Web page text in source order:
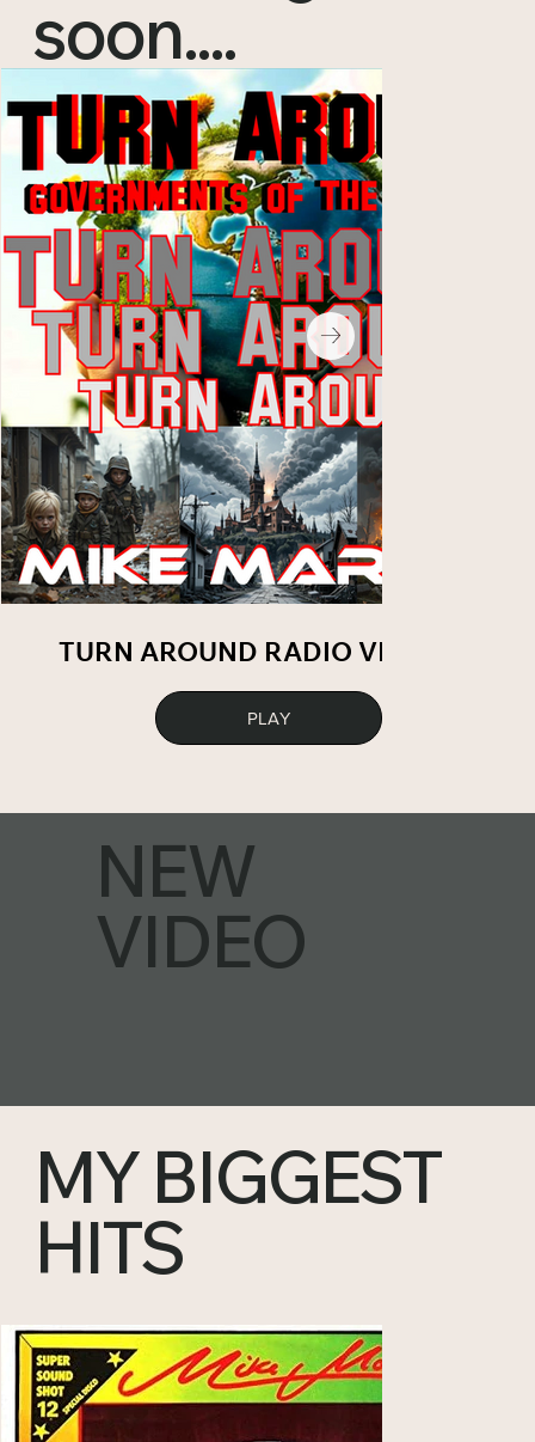
soon....
TURN AROUND RADIO VERSION
PLAY
NEW
VIDEO
MY BIGGEST
HITS